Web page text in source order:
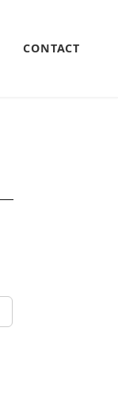
CONTACT